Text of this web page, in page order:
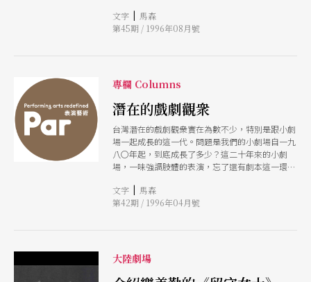
然旺盛的地方戲曲在那裡，再加上我國現代戲劇所
繼承的那一個久遠的西方傳統，這一切加在一起，
文字 | 馬森
第45期 / 1996年08月號
專欄 Columns
潛在的戲劇觀衆
台灣潛在的戲劇觀衆實在為數不少，特別是跟小劇
場一起成長的這一代。問題是我們的小劇場自一九
八〇年起，到底成長了多少？這二十年來的小劇
場，一味強調肢體的表演，忘了還有劇本這一環，
體上未見成功，先丟失了靈魂。這樣如何能與同代
的觀衆一起成長呢？
文字 | 馬森
第42期 / 1996年04月號
大陸劇場